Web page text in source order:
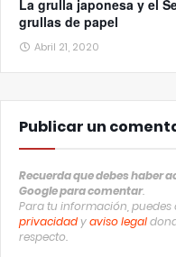
La grulla japonesa y el
grullas de papel
Abril 21, 2020
Publicar un
Recuerda que debes haber
Google para comentar.
Para tu información,
privacidadyaviso legal
respecto.